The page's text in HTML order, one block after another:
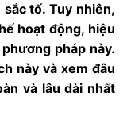
tố. Tuy nhiên,
hoạt động, hiệu
pháp này.
này và xem đâu
và lâu dài nhất